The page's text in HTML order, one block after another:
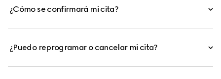
¿Cómo se confirmará mi cita?
¿Puedo reprogramar o cancelar mi cita?